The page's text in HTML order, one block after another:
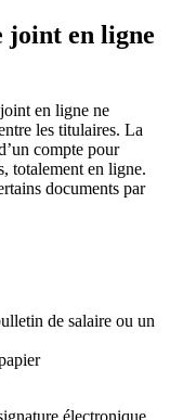
joint en ligne
en ligne ne
les titulaires. La
compte pour
totalement en ligne.
documents par
de salaire ou un